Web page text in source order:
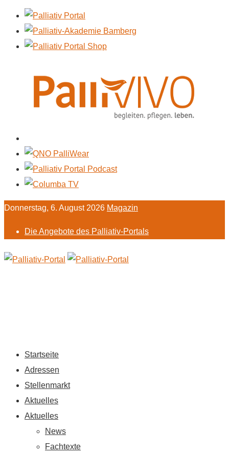
Donnerstag, 6. August 2026 Magazin
Die Angebote des Palliativ-Portals
Startseite
Adressen
Stellenmarkt
Aktuelles
Aktuelles
News
Fachtexte